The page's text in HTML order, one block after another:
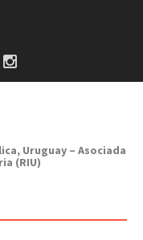
Uruguay – Asociada
(RIU)